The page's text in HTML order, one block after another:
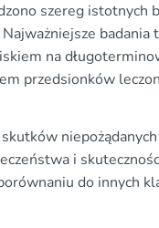
szereg istotnych
na
przedsionków
i
do innych